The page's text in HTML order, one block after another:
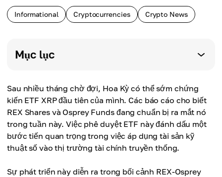
Informational Cryptocurrencies Crypto News
Mục lục
Sau nhiều tháng chờ đợi, Hoa Kỳ có thể sớm chứng
kiến ETF XRP đầu tiên của mình. Các báo cáo cho biết
REX Shares và Osprey Funds đang chuẩn bị ra mắt nó
trong tuần này. Việc phê duyệt ETF này đánh dấu một
bước tiến quan trọng trong việc áp dụng tài sản kỹ
thuật số vào thị trường tài chính truyền thống.
Sự phát triển này diễn ra trong bối cảnh REX-Osprey